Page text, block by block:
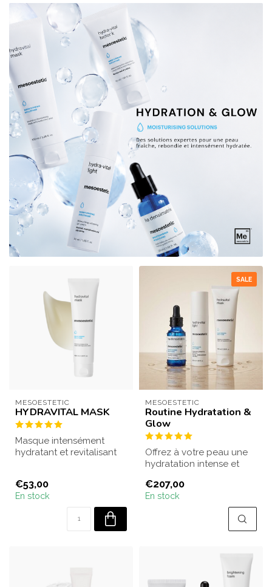
MESOESTETIC
HYDRAVITAL MASK
Masque intensément
hydratant et revitalisant
€53,00
En stock
SALE
MESOESTETIC
Routine Hydratation &
Glow
Offrez à votre peau une
hydratation intense et
naturel. Cett...
€207,00
En stock